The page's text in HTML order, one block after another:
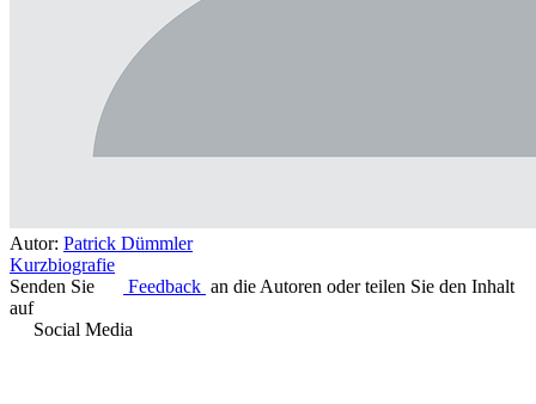
Autor: Patrick Dümmler
Kurzbiografie
Senden Sie
Feedback an die Autoren oder teilen Sie den Inhalt
auf
Social Media